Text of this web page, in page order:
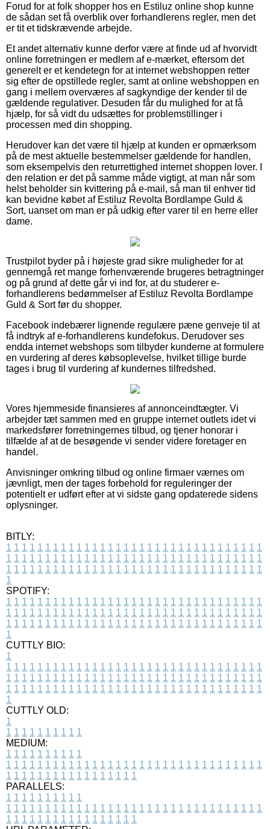
Forud for at folk shopper hos en Estiluz online shop kunne
de sådan set få overblik over forhandlerens regler, men det
er tit et tidskrævende arbejde.
Et andet alternativ kunne derfor være at finde ud af hvorvidt
online forretningen er medlem af e-mærket, eftersom det
generelt er et kendetegn for at internet webshoppen retter
sig efter de opstillede regler, samt at online webshoppen en
gang i mellem overværes af sagkyndige der kender til de
gældende regulativer. Desuden får du mulighed for at få
hjælp, for så vidt du udsættes for problemstillinger i
processen med din shopping.
Herudover kan det være til hjælp at kunden er opmærksom
på de mest aktuelle bestemmelser gældende for handlen,
som eksempelvis den returrettighed internet shoppen lover. I
den relation er det på samme måde vigtigt, at man når som
helst beholder sin kvittering på e-mail, så man til enhver tid
kan bevidne købet af Estiluz Revolta Bordlampe Guld &
Sort, uanset om man er på udkig efter varer til en herre eller
dame.
Trustpilot byder på i højeste grad sikre muligheder for at
gennemgå ret mange forhenværende brugeres betragtninger
og på grund af dette går vi ind for, at du studerer e-
forhandlerens bedømmelser af Estiluz Revolta Bordlampe
Guld & Sort før du shopper.
Facebook indebærer lignende regulære pæne genveje til at
få indtryk af e-forhandlerens kundefokus. Derudover ses
endda internet webshops som tilbyder kunderne at formulere
en vurdering af deres købsoplevelse, hvilket tillige burde
tages i brug til vurdering af kundernes tilfredshed.
Vores hjemmeside finansieres af annonceindtægter. Vi
arbejder tæt sammen med en gruppe internet outlets idet vi
markedsfører forretningernes tilbud, og tjener honorar i
tilfælde af at de besøgende vi sender videre foretager en
handel.
Anvisninger omkring tilbud og online firmaer værnes om
jævnligt, men der tages forbehold for reguleringer der
potentielt er udført efter at vi sidste gang opdaterede sidens
oplysninger.
BITLY:
1 1 1 1 1 1 1 1 1 1 1 1 1 1 1 1 1 1 1 1 1 1 1 1 1 1 1 1 1 1 1 1 1
1 1 1 1 1 1 1 1 1 1 1 1 1 1 1 1 1 1 1 1 1 1 1 1 1 1 1 1 1 1 1 1 1
1 1 1 1 1 1 1 1 1 1 1 1 1 1 1 1 1 1 1 1 1 1 1 1 1 1 1 1 1 1 1 1 1
1
SPOTIFY:
1 1 1 1 1 1 1 1 1 1 1 1 1 1 1 1 1 1 1 1 1 1 1 1 1 1 1 1 1 1 1 1 1
1 1 1 1 1 1 1 1 1 1 1 1 1 1 1 1 1 1 1 1 1 1 1 1 1 1 1 1 1 1 1 1 1
1 1 1 1 1 1 1 1 1 1 1 1 1 1 1 1 1 1 1 1 1 1 1 1 1 1 1 1 1 1 1 1 1
1
CUTTLY BIO:
1
1 1 1 1 1 1 1 1 1 1 1 1 1 1 1 1 1 1 1 1 1 1 1 1 1 1 1 1 1 1 1 1 1
1 1 1 1 1 1 1 1 1 1 1 1 1 1 1 1 1 1 1 1 1 1 1 1 1 1 1 1 1 1 1 1 1
1 1 1 1 1 1 1 1 1 1 1 1 1 1 1 1 1 1 1 1 1 1 1 1 1 1 1 1 1 1 1 1 1
1
CUTTLY OLD:
1
1 1 1 1 1 1 1 1 1 1
MEDIUM:
1 1 1 1 1 1 1 1 1 1
1 1 1 1 1 1 1 1 1 1 1 1 1 1 1 1 1 1 1 1 1 1 1 1 1 1 1 1 1 1 1 1 1
1 1 1 1 1 1 1 1 1 1 1 1 1 1 1 1 1
PARALLELS:
1 1 1 1 1 1 1 1 1 1
1 1 1 1 1 1 1 1 1 1 1 1 1 1 1 1 1 1 1 1 1 1 1 1 1 1 1 1 1 1 1 1 1
1 1 1 1 1 1 1 1 1 1 1 1 1 1 1 1 1